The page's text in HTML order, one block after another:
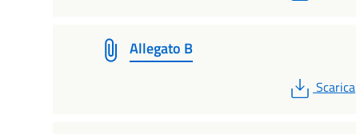
Allegato B
PDF
Scarica